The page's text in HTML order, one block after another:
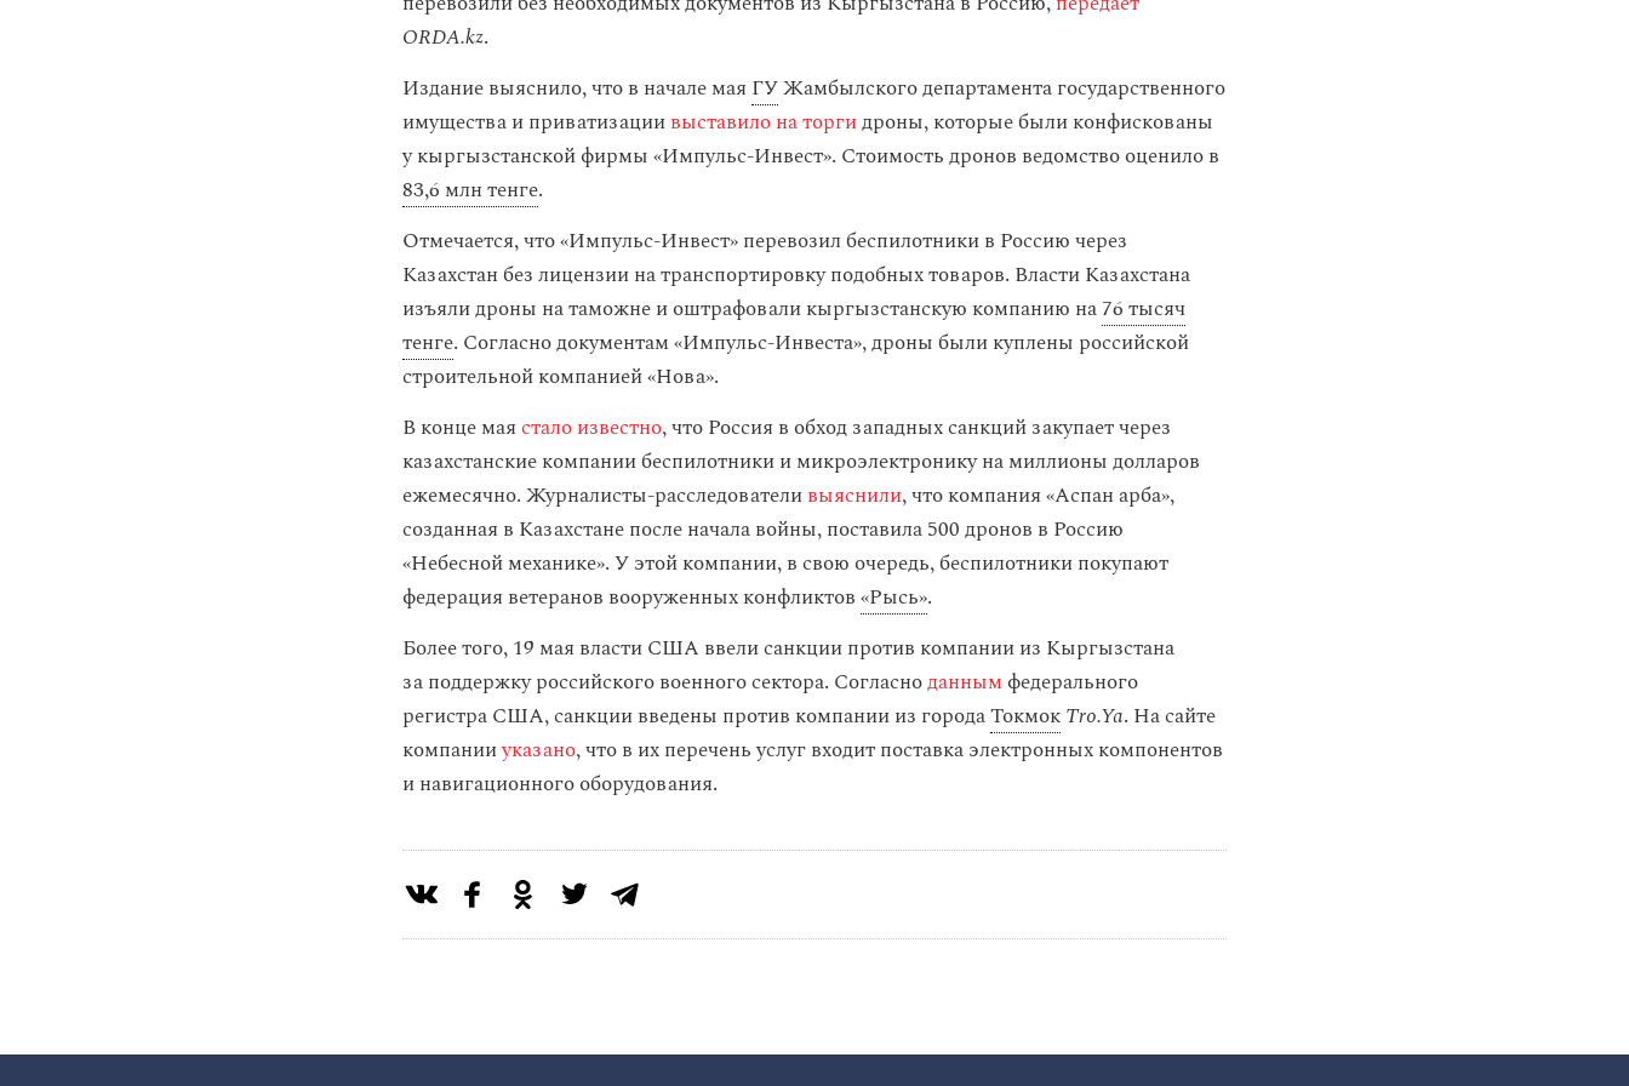
ORDA.kz.
Издание выяснило, что в начале мая ГУЖамбылского департамента государственного
имущества и приватизациивыставило на торгидроны, которые были конфискованы
у кыргызстанской фирмы «Импульс-Инвест». Стоимость дронов ведомство оценило в
83,6 млн тенге.
Отмечается, что «Импульс-Инвест» перевозил беспилотники в Россию через
Казахстан без лицензии на транспортировку подобных товаров. Власти Казахстана
изъяли дроны на таможне и оштрафовали кыргызстанскую компанию на76 тысяч
тенге. Согласно документам «Импульс-Инвеста», дроны были куплены российской
строительной компанией «Нова».
В конце маястало известно, что Россия в обход западных санкций закупает через
казахстанские компании беспилотники и микроэлектронику на миллионы долларов
ежемесячно. Журналисты-расследователивыяснили, что компания «Аспан арба»,
созданная в Казахстане после начала войны, поставила 500 дронов в Россию
«Небесной механике». У этой компании, в свою очередь, беспилотники покупают
федерация ветеранов вооруженных конфликтов«Рысь».
Более того, 19 мая власти США ввели санкции против компании из Кыргызстана
за поддержку российского военного сектора. Согласноданным федерального
регистра США, санкции введены против компании из городаТокмокTro.Ya. На сайте
компанииуказано, что в их перечень услуг входит поставка электронных компонентов
и навигационного оборудования.